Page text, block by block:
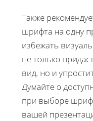
Также
шрифта на одну
избежать
не только
вид, но и
Думайте о
при выборе
вашей